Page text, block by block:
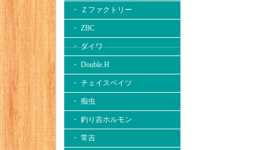
・ Ｚファクトリー
・ ZBC
・ ダイワ
・ Double.H
・ チェイスベイツ
・ 痴虫
・ 釣り吉ホルモン
・ 常吉